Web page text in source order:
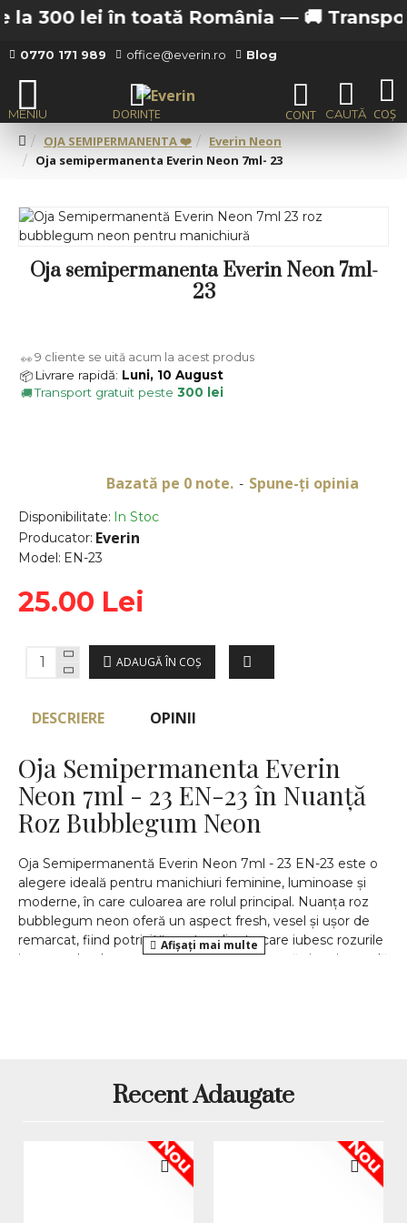
300 lei în toată România — 🚚 Transport
0770 171 989 office@everin.ro Blog
OJA SEMIPERMANENTA ❤️
Everin Neon
Oja semipermanenta Everin Neon 7ml- 23
Oja semipermanenta Everin Neon 7ml-
23
Disponibilitate: In Stoc
Producator: Everin
Model: EN-23
Bazată pe 0 note. - Spune-ţi opinia
25.00 Lei
ADAUGĂ ÎN COŞ
👀 9 cliente se uită acum la acest produs
📦 Livrare rapidă: Luni, 10 August
🚚Transport gratuit peste 300 lei
DESCRIERE OPINII
Oja Semipermanenta Everin
Neon 7ml - 23 EN-23 în Nuanță
Roz Bubblegum Neon
Oja Semipermanentă Everin Neon 7ml - 23 EN-23 este o
alegere ideală pentru manichiuri feminine, luminoase și
moderne, în care culoarea are rolul principal. Nuanța roz
bubblegum neon oferă un aspect fresh, vesel și ușor de
remarcat, fiind potrivită pentru cliente care iubesc rozurile
intense, dar doresc o variantă mai luminoasă și mai actuală
Neon și este potrivită atât pentru saloane de manichiură,
cât și pentru tehnicieni independenți, cursanți sau
de 7ml este practic pentru utilizare constantă, pentru
paletare și pentru completarea colecției de culori cu o
nuanță roz intensă, comercială și foarte ușor de
Recent Adaugate
Nou Nou